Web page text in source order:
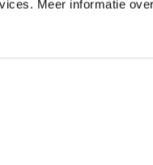
Meer informatie